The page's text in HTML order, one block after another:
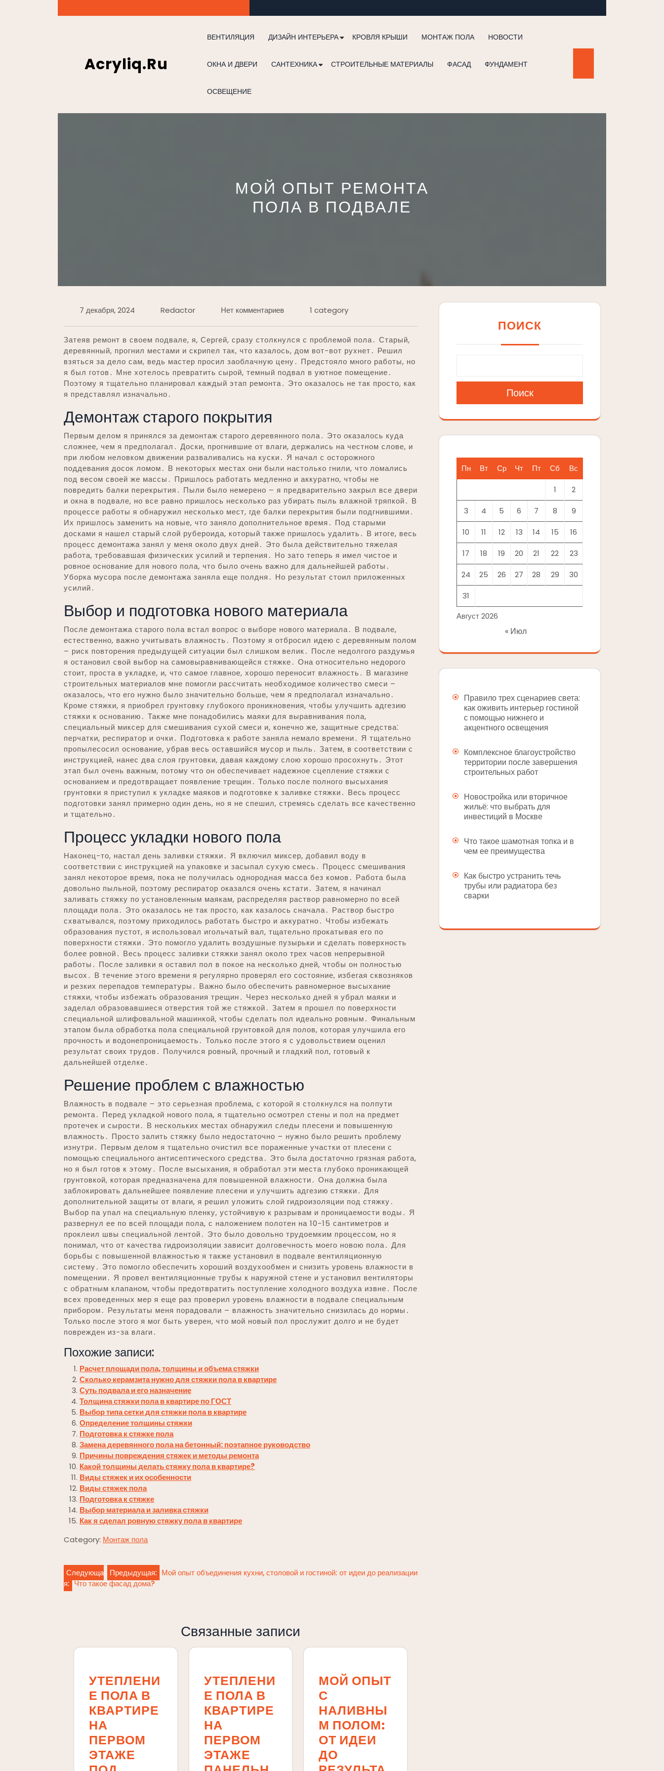
к
Acryliq.ru
ВЕНТИЛЯЦИЯ ДИЗАЙН ИНТЕРЬЕРА КРОВЛЯ КРЫШИ МОНТАЖ ПОЛА НОВОСТИ
ОКНА И ДВЕРИ САНТЕХНИКА СТРОИТЕЛЬНЫЕ МАТЕРИАЛЫ ФАСАД ФУНДАМЕНТ
ОСВЕЩЕНИЕ
МОЙ ОПЫТ РЕМОНТА
ПОЛА В ПОДВАЛЕ
7 декабря, 2024 Redactor Нет комментариев 1 category
Затеяв ремонт в своем подвале, я, Сергей, сразу столкнулся с проблемой пола․ Старый,
деревянный, прогнил местами и скрипел так, что казалось, дом вот-вот рухнет․ Решил
взяться за дело сам, ведь мастер просил заоблачную цену․ Предстояло много работы, но
я был готов․ Мне хотелось превратить сырой, темный подвал в уютное помещение․
Поэтому я тщательно планировал каждый этап ремонта․ Это оказалось не так просто, как
я представлял изначально․
Демонтаж старого покрытия
Первым делом я принялся за демонтаж старого деревянного пола․ Это оказалось куда
сложнее, чем я предполагал․ Доски, прогнившие от влаги, держались на честном слове, и
при любом неловком движении разваливались на куски․ Я начал с осторожного
поддевания досок ломом․ В некоторых местах они были настолько гнили, что ломались
под весом своей же массы․ Пришлось работать медленно и аккуратно, чтобы не
повредить балки перекрытия․ Пыли было немерено – я предварительно закрыл все двери
и окна в подвале, но все равно пришлось несколько раз убирать пыль влажной тряпкой․ В
процессе работы я обнаружил несколько мест, где балки перекрытия были подгнившими․
Их пришлось заменить на новые, что заняло дополнительное время․ Под старыми
досками я нашел старый слой рубероида, который также пришлось удалить․ В итоге, весь
процесс демонтажа занял у меня около двух дней․ Это была действительно тяжелая
работа, требовавшая физических усилий и терпения․ Но зато теперь я имел чистое и
ровное основание для нового пола, что было очень важно для дальнейшей работы․
Уборка мусора после демонтажа заняла еще полдня․ Но результат стоил приложенных
усилий․
Выбор и подготовка нового материала
После демонтажа старого пола встал вопрос о выборе нового материала․ В подвале,
естественно, важно учитывать влажность․ Поэтому я отбросил идею с деревянным полом
– риск повторения предыдущей ситуации был слишком велик․ После недолгого раздумья
я остановил свой выбор на самовыравнивающейся стяжке․ Она относительно недорого
стоит, проста в укладке, и, что самое главное, хорошо переносит влажность․ В магазине
строительных материалов мне помогли рассчитать необходимое количество смеси –
оказалось, что его нужно было значительно больше, чем я предполагал изначально․
Кроме стяжки, я приобрел грунтовку глубокого проникновения, чтобы улучшить адгезию
стяжки к основанию․ Также мне понадобились маяки для выравнивания пола,
специальный миксер для смешивания сухой смеси и, конечно же, защитные средства⁚
перчатки, респиратор и очки․ Подготовка к работе заняла немало времени․ Я тщательно
пропылесосил основание, убрав весь оставшийся мусор и пыль․ Затем, в соответствии с
инструкцией, нанес два слоя грунтовки, давая каждому слою хорошо просохнуть․ Этот
этап был очень важным, потому что он обеспечивает надежное сцепление стяжки с
основанием и предотвращает появление трещин․ Только после полного высыхания
грунтовки я приступил к укладке маяков и подготовке к заливке стяжки․ Весь процесс
подготовки занял примерно один день, но я не спешил, стремясь сделать все качественно
и тщательно․
Процесс укладки нового пола
Наконец-то, настал день заливки стяжки․ Я включил миксер, добавил воду в
соответствии с инструкцией на упаковке и засыпал сухую смесь․ Процесс смешивания
занял некоторое время, пока не получилась однородная масса без комов․ Работа была
довольно пыльной, поэтому респиратор оказался очень кстати․ Затем, я начинал
заливать стяжку по установленным маякам, распределяя раствор равномерно по всей
площади пола․ Это оказалось не так просто, как казалось сначала․ Раствор быстро
схватывался, поэтому приходилось работать быстро и аккуратно․ Чтобы избежать
образования пустот, я использовал игольчатый вал, тщательно прокатывая его по
поверхности стяжки․ Это помогло удалить воздушные пузырьки и сделать поверхность
более ровной․ Весь процесс заливки стяжки занял около трех часов непрерывной
работы․ После заливки я оставил пол в покое на несколько дней, чтобы он полностью
высох․ В течение этого времени я регулярно проверял его состояние, избегая сквозняков
и резких перепадов температуры․ Важно было обеспечить равномерное высыхание
стяжки, чтобы избежать образования трещин․ Через несколько дней я убрал маяки и
заделал образовавшиеся отверстия той же стяжкой․ Затем я прошел по поверхности
специальной шлифовальной машинкой, чтобы сделать пол идеально ровным․ Финальным
этапом была обработка пола специальной грунтовкой для полов, которая улучшила его
прочность и водонепроницаемость․ Только после этого я с удовольствием оценил
результат своих трудов․ Получился ровный, прочный и гладкий пол, готовый к
дальнейшей отделке․
Решение проблем с влажностью
Влажность в подвале – это серьезная проблема, с которой я столкнулся на полпути
ремонта․ Перед укладкой нового пола, я тщательно осмотрел стены и пол на предмет
протечек и сырости․ В нескольких местах обнаружил следы плесени и повышенную
влажность․ Просто залить стяжку было недостаточно – нужно было решить проблему
изнутри․ Первым делом я тщательно очистил все пораженные участки от плесени с
помощью специального антисептического средства․ Это была достаточно грязная работа,
но я был готов к этому․ После высыхания, я обработал эти места глубоко проникающей
грунтовкой, которая предназначена для повышенной влажности․ Она должна была
заблокировать дальнейшее появление плесени и улучшить адгезию стяжки․ Для
дополнительной защиты от влаги, я решил уложить слой гидроизоляции под стяжку․
Выбор па упал на специальную пленку, устойчивую к разрывам и проницаемости воды․ Я
развернул ее по всей площади пола, с наложением полотен на 10-15 сантиметров и
проклеил швы специальной лентой․ Это было довольно трудоемким процессом, но я
понимал, что от качества гидроизоляции зависит долговечность моего новою пола․ Для
борьбы с повышенной влажностью я также установил в подвале вентиляционную
систему․ Это помогло обеспечить хороший воздухообмен и снизить уровень влажности в
помещении․ Я провел вентиляционные трубы к наружной стене и установил вентиляторы
с обратным клапаном, чтобы предотвратить поступление холодного воздуха извне․ После
всех проведенных мер я еще раз проверил уровень влажности в подвале специальным
прибором․ Результаты меня порадовали – влажность значительно снизилась до нормы․
Только после этого я мог быть уверен, что мой новый пол прослужит долго и не будет
поврежден из-за влаги․
Похожие записи:
Расчет площади пола, толщины и объема стяжки
Сколько керамзита нужно для стяжки пола в квартире
Суть подвала и его назначение
Толщина стяжки пола в квартире по ГОСТ
Выбор типа сетки для стяжки пола в квартире
Определение толщины стяжки
Подготовка к стяжке пола
Замена деревянного пола на бетонный: поэтапное руководство
Причины повреждения стяжек и методы ремонта
Какой толщины делать стяжку пола в квартире?
Виды стяжек и их особенности
Виды стяжек пола
Подготовка к стяжке
Выбор материала и заливка стяжки
Как я сделал ровную стяжку пола в квартире
Category: Монтаж пола
Навигация
по
Предыдущая: Мой опыт объединения кухни, столовой и гостиной: от идеи до реализации
Следующа
я: Что такое фасад дома?
Связанные записи
УТЕПЛЕНИ
Е ПОЛА В
КВАРТИРЕ
НА
ПЕРВОМ
ЭТАЖЕ
УТЕПЛЕНИ
Е ПОЛА В
КВАРТИРЕ
НА
ПЕРВОМ
ЭТАЖЕ
МОЙ ОПЫТ
С
НАЛИВНЫ
М ПОЛОМ:
ОТ ИДЕИ
ДО
ПОИСК
Поиск
Август 2026
Пн Вт Ср Чт Пт Сб Вс
1 2
3 4 5 6 7 8 9
10 11 12 13 14 15 16
17 18 19 20 21 22 23
24 25 26 27 28 29 30
31
« Июл
Правило трех сценариев света:
как оживить интерьер гостиной
с помощью нижнего и
акцентного освещения
Комплексное благоустройство
территории после завершения
строительных работ
Новостройка или вторичное
жильё: что выбрать для
инвестиций в Москве
Что такое шамотная топка и в
чем ее преимущества
Как быстро устранить течь
трубы или радиатора без
сварки